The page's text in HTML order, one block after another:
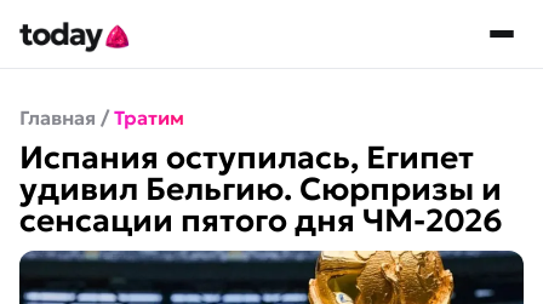
Главная / Тратим
Испания оступилась, Египет
удивил Бельгию. Сюрпризы и
сенсации пятого дня ЧМ-2026